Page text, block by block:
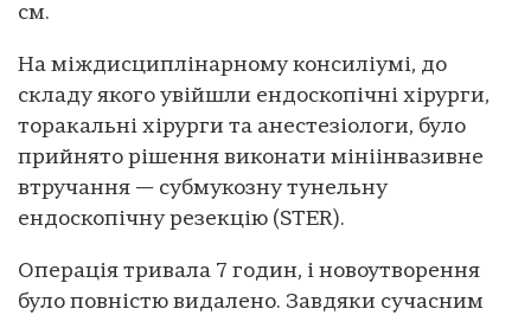
см.
На міждисциплінарному консиліумі, до
складу якого увійшли ендоскопічні хірурги,
торакальні хірурги та анестезіологи, було
прийнято рішення виконати мініінвазивне
втручання — субмукозну тунельну
ендоскопічну резекцію (STER).
Операція тривала 7 годин, і новоутворення
було повністю видалено. Завдяки сучасним